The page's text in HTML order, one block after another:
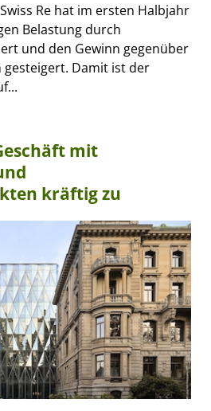
Re hat im ersten Halbjahr
Belastung durch
und den Gewinn gegenüber
Damit ist der
mit
kräftig zu